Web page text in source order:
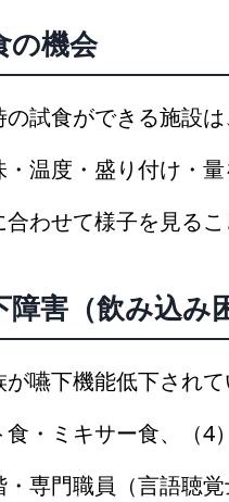
の機会
の試食ができる施設
・温度・盛り付け・
合わせて様子を見るこ
障害（飲み込み
が嚥下機能低下され
食・ミキサー食、（4
・専門職員（言語聴